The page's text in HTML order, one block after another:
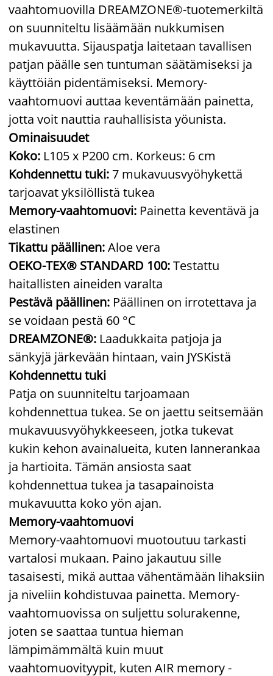
vaahtomuovilla DREAMZONE®-tuotemerkiltä
on suunniteltu lisäämään nukkumisen
mukavuutta. Sijauspatja laitetaan tavallisen
patjan päälle sen tuntuman säätämiseksi ja
käyttöiän pidentämiseksi. Memory-
vaahtomuovi auttaa keventämään painetta,
jotta voit nauttia rauhallisista yöunista.
Ominaisuudet
Koko: L105 x P200 cm. Korkeus: 6 cm
Kohdennettu tuki:7 mukavuusvyöhykettä
tarjoavat yksilöllistä tukea
Memory-vaahtomuovi: Painetta keventävä ja
elastinen
Tikattu päällinen:Aloe vera
OEKO-TEX® STANDARD 100:Testattu
haitallisten aineiden varalta
Pestävä päällinen: Päällinen on irrotettava ja
se voidaan pestä 60 °C
DREAMZONE®: Laadukkaita patjoja ja
sänkyjä järkevään hintaan, vain JYSKistä
Kohdennettu tuki
Patja on suunniteltu tarjoamaan
kohdennettua tukea. Se on jaettu seitsemään
mukavuusvyöhykkeeseen, jotka tukevat
kukin kehon avainalueita, kuten lannerankaa
ja hartioita. Tämän ansiosta saat
kohdennettua tukea ja tasapainoista
mukavuutta koko yön ajan.
Memory-vaahtomuovi
Memory-vaahtomuovi muotoutuu tarkasti
vartalosi mukaan. Paino jakautuu sille
tasaisesti, mikä auttaa vähentämään lihaksiin
ja niveliin kohdistuvaa painetta. Memory-
vaahtomuovissa on suljettu solurakenne,
joten se saattaa tuntua hieman
lämpimämmältä kuin muut
vaahtomuovityypit, kuten AIR memory -